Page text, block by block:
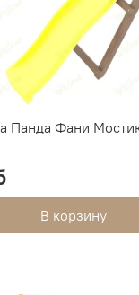
Панда Фани
В корзину